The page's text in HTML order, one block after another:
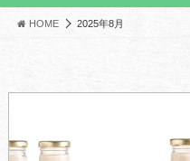
HOME 2025年8月